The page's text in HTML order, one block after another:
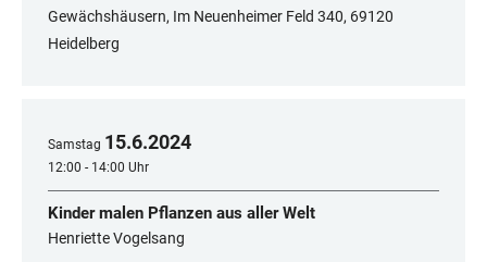
Gewächshäusern, Im Neuenheimer Feld 340, 69120
Heidelberg
Samstag 15.6.2024
12:00 - 14:00 Uhr
Kinder malen Pflanzen aus aller Welt
Henriette Vogelsang